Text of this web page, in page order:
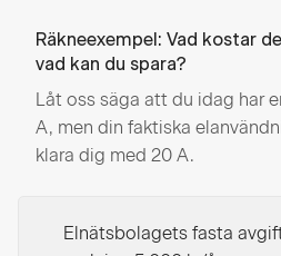
Räkneexempel: Vad kostar
vad kan du spara?
Låt oss säga att du idag har
A, men din faktiska
klara dig med 20 A.
Elnätsbolagets fasta